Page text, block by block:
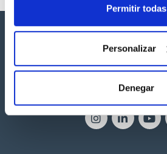
Permitir todas
Personalizar
Denegar
Síguenos: